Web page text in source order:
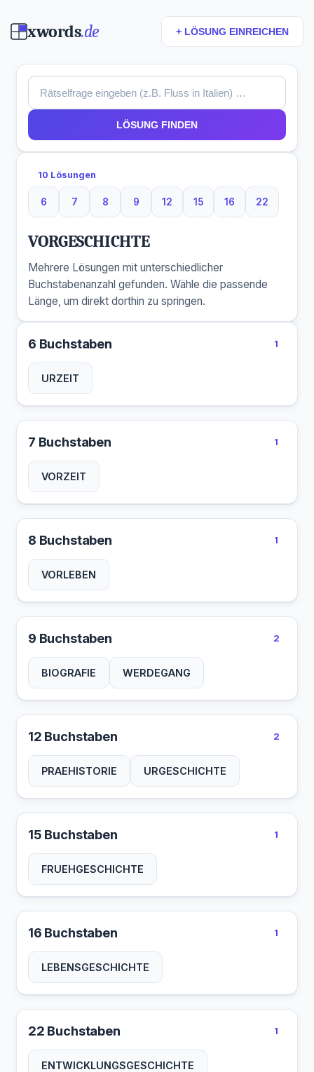
xwords.de + LÖSUNG EINREICHEN
LÖSUNG FINDEN
10 Lösungen
6
6 Buchstaben
7
7 Buchstaben
8
8 Buchstaben
9
9 Buchstaben
12
12 Buchstaben
15
15 Buchstaben
16
16 Buchstaben
22
22
VORGESCHICHTE
Mehrere Lösungen mit unterschiedlicher
Buchstabenanzahl gefunden. Wähle die passende
Länge, um direkt dorthin zu springen.
6 Buchstaben 1
URZEIT
7 Buchstaben 1
VORZEIT
8 Buchstaben 1
VORLEBEN
9 Buchstaben 2
BIOGRAFIE WERDEGANG
12 Buchstaben 2
PRAEHISTORIE URGESCHICHTE
15 Buchstaben 1
FRUEHGESCHICHTE
16 Buchstaben 1
LEBENSGESCHICHTE
22 Buchstaben 1
ENTWICKLUNGSGESCHICHTE